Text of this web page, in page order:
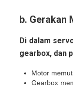
b. Gerakan
Di dalam
gearbox, dan
Motor
Gearbox